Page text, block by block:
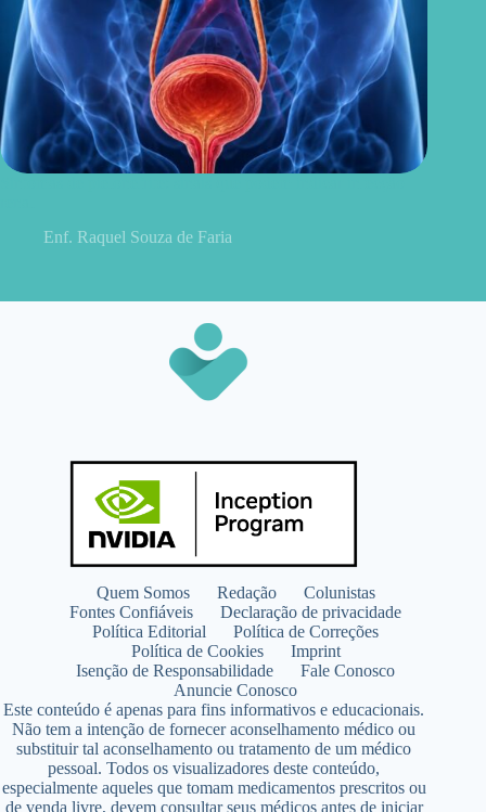
Enf. Raquel Souza de Faria
Quem Somos Redação
Colunistas
Fontes Confiáveis
Declaração de privacidade
Política Editorial
Política de Correções
Política de Cookies
Imprint
Isenção de Responsabilidade
Fale Conosco
Anuncie Conosco
Este conteúdo é apenas para fins informativos e educacionais.
Não tem a intenção de fornecer aconselhamento médico ou
substituir tal aconselhamento ou tratamento de um médico
pessoal. Todos os visualizadores deste conteúdo,
especialmente aqueles que tomam medicamentos prescritos ou
de venda livre, devem consultar seus médicos antes de iniciar